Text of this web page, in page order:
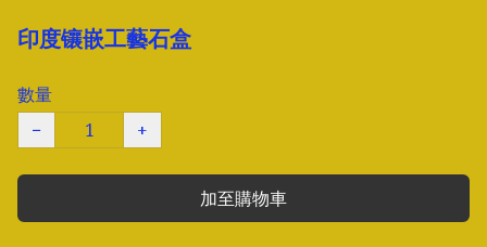
印度镶嵌工藝石盒
數量
−
+
加至購物車